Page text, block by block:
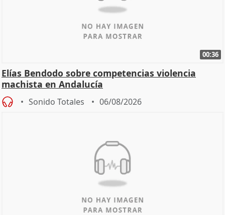
00:36
Elías Bendodo sobre competencias violencia
machista en Andalucía
Sonido Totales 06/08/2026